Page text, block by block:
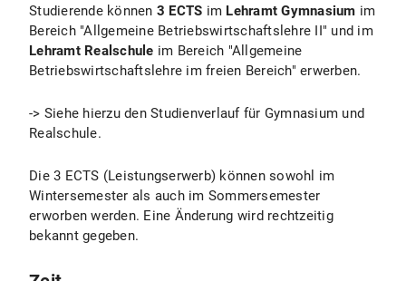
Studierende können 3 ECTS im Lehramt Gymnasium im
Bereich "Allgemeine Betriebswirtschaftslehre II" und im
Lehramt Realschule im Bereich "Allgemeine
Betriebswirtschaftslehre im freien Bereich" erwerben.
-> Siehe hierzu den Studienverlauf für Gymnasium und
Realschule.
Die 3 ECTS (Leistungserwerb) können sowohl im
Wintersemester als auch im Sommersemester
erworben werden. Eine Änderung wird rechtzeitig
bekannt gegeben.